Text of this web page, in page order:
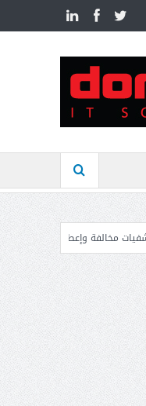
نهائية وتوجيه إنذارات